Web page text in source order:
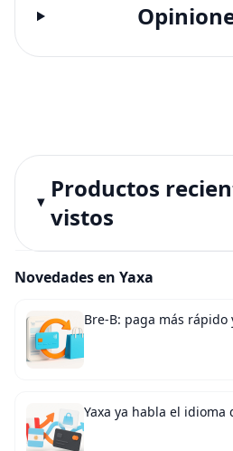
Productos
vistos
Novedades en Yaxa
Bre-B: paga más
Yaxa ya habla el idioma